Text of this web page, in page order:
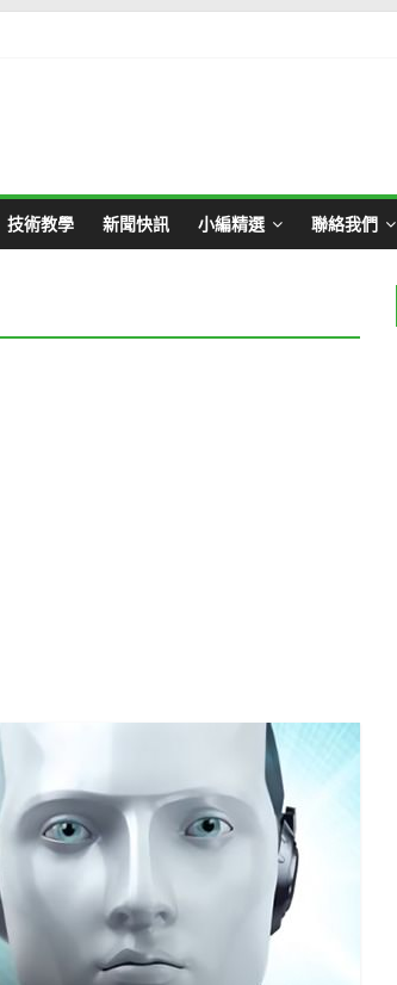
技術教學 新聞快訊 小編精選 聯絡我們